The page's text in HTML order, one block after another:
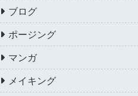
ブログ
ポージング
マンガ
メイキング